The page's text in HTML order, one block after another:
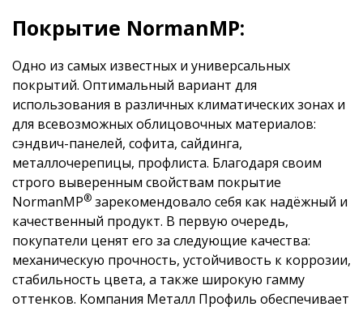
Покрытие NormanMP:
Одно из самых известных и универсальных
покрытий. Оптимальный вариант для
использования в различных климатических зонах и
для всевозможных облицовочных материалов:
сэндвич-панелей, софита, сайдинга,
металлочерепицы, профлиста. Благодаря своим
строго выверенным свойствам покрытие
NormanMP® зарекомендовало себя как надёжный и
качественный продукт. В первую очередь,
покупатели ценят его за следующие качества:
механическую прочность, устойчивость к коррозии,
стабильность цвета, а также широкую гамму
оттенков. Компания Металл Профиль обеспечивает